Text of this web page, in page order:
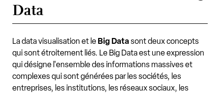
Data
La data visualisation et leBig Data sont deux concepts
qui sont étroitement liés. Le Big Data est une expression
qui désigne l'ensemble des informations massives et
complexes qui sont générées par les sociétés, les
entreprises, les institutions, les réseaux sociaux, les